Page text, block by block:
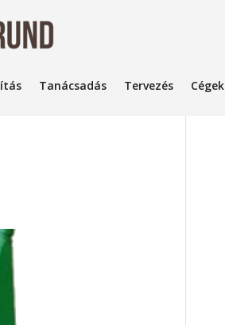
Tanácsadás Tervezés Cégek